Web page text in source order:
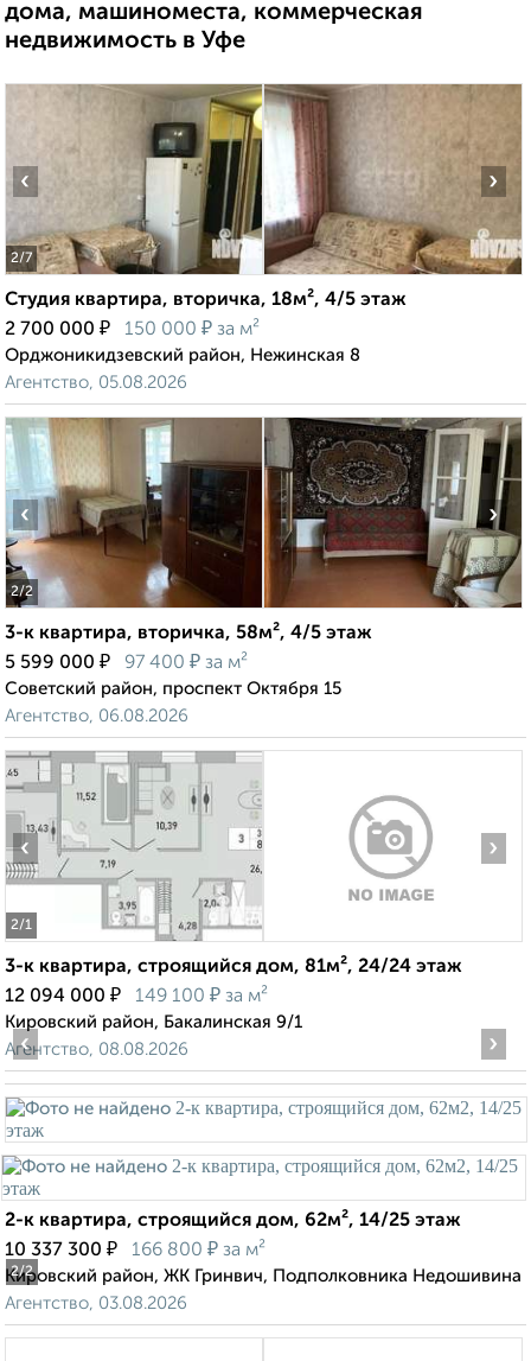
дома, машиноместа, коммерческая
недвижимость в Уфе
2/7
‹ ›
Студия квартира, вторичка, 18м², 4/5 этаж
2 700 000 ₽ 150 000 ₽ за м²
Орджоникидзевский район, Нежинская 8
Агентство, 05.08.2026
2/2
‹ ›
3-к квартира, вторичка, 58м², 4/5 этаж
5 599 000 ₽ 97 400 ₽ за м²
Советский район, проспект Октября 15
Агентство, 06.08.2026
2/1
‹ ›
3-к квартира, строящийся дом, 81м², 24/24 этаж
12 094 000 ₽ 149 100 ₽ за м²
Кировский район, Бакалинская 9/1
Агентство, 08.08.2026
2/2
‹ ›
2-к квартира, строящийся дом, 62м², 14/25 этаж
10 337 300 ₽ 166 800 ₽ за м²
Кировский район, ЖК Гринвич, Подполковника Недошивина
Агентство, 03.08.2026